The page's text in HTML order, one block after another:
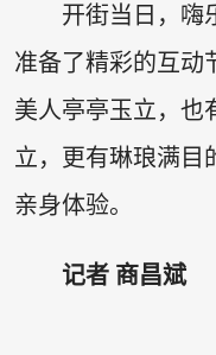
开街当日，嗨
准备了精彩的互动
美人亭亭玉立，也
立，更有琳琅满目
亲身体验。
记者 商昌斌